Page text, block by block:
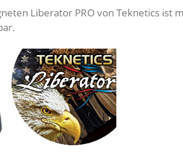
Liberator PRO von Teknetics ist